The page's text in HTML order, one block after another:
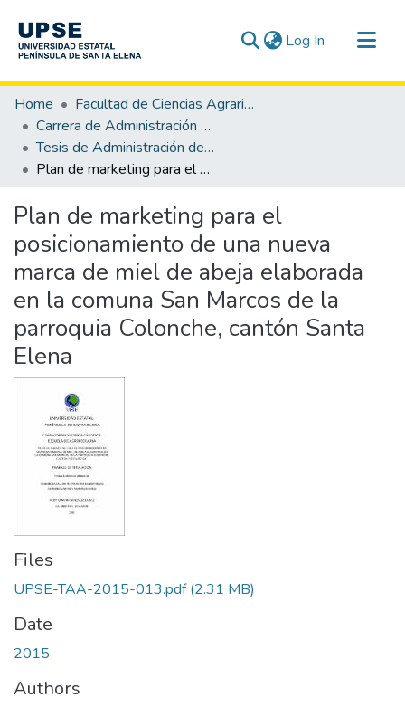
Log In (current)
Communities & Collections
All of DSpace
Statistics
Home
Facultad de Ciencias Agrarias
Carrera de Administración de Empresas Agropecuarias y Agronegocios
Tesis de Administración de Empresas Agropecuarias y Agronegocios
Plan de marketing para el posicionamiento de una nueva marca de miel de abeja elaborada en la comuna San Marcos de la parroquia Colonche, cantón Santa Elena
Plan de marketing para el
posicionamiento de una nueva
marca de miel de abeja elaborada
en la comuna San Marcos de la
parroquia Colonche, cantón Santa
Elena
Files
UPSE-TAA-2015-013.pdf(2.31 MB)
Date
2015
Authors